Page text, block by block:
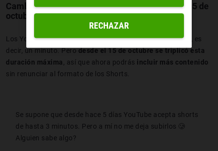
Cambios en los shorts de YouTube a partir del 15 de
octubre
Los YouTube shorts tenían unaduración de 60 segundos
, es
decir, un minuto. Perodesde el 15 de octubre se triplicó esta
duración máxima , así que ahora podrás incluir más contenido
sin renunciar al formato de los Shorts.
Se supone que desde hace 5 días YouTube acepta shorts
de hasta 3 minutos. Pero a mí no me deja subirlos 🥲
Alguien sabe algo?
RECHAZAR